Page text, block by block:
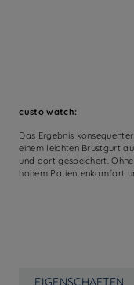
custo watch:
Das Ergebnis
einem leichten Brustgurt
und dort gespeichert.
hohem Patientenkomfort
EIGENSCHAFTEN